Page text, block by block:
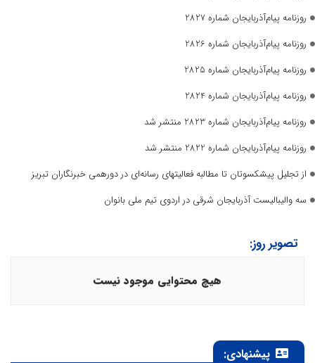
روزنامه پیام‌آذربایجان شماره 2827
روزنامه پیام‌آذربایجان شماره 2826
روزنامه پیام‌آذربایجان شماره 2825
روزنامه پیام‌آذربایجان شماره 2824
روزنامه پیام‌آذربایجان شماره 2823 منتشر شد
روزنامه پیام‌آذربایجان شماره 2822 منتشر شد
از تجلیل پیشکسوتان تا مطالبه فعالیتهای رسانه‌ای در دورهمی خبرنگاران تبریز
سه والیبالیست آذربایجان‌ شرقی در اردوی تیم ملی بانوان
تصویر روز:
هیچ محتوایی موجود نیست
پیشنهادی: